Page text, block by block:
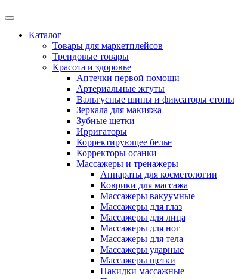
Каталог
Товары для маркетплейсов
Трендовые товары
Красота и здоровье
Аптечки первой помощи
Артериальные жгуты
Вальгусные шины и фиксаторы стопы
Зеркала для макияжа
Зубные щетки
Ирригаторы
Корректирующее белье
Корректоры осанки
Массажеры и тренажеры
Аппараты для косметологии
Коврики для массажа
Массажеры вакуумные
Массажеры для глаз
Массажеры для лица
Массажеры для ног
Массажеры для тела
Массажеры ударные
Массажеры щетки
Накидки массажные